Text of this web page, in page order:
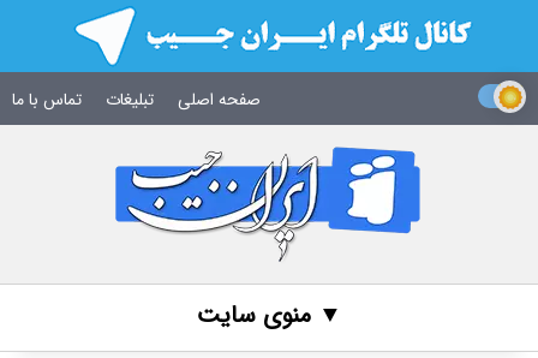
صفحه اصلی تبلیغات تماس با ما
▼ منوی سایت